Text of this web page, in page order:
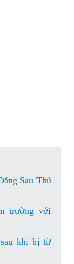
Sau Thủ
trường với
khi bị từ